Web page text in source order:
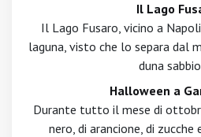
Il Lago
Il Lago Fusaro, vicino a
laguna, visto che lo separa dal
duna
Halloween a
Durante tutto il mese di
nero, di arancione, di